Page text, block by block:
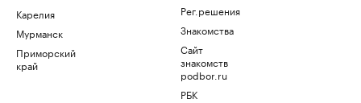
Карелия
Мурманск
Приморский
край
Рег.решения
Знакомства
Сайт
знакомств
podbor.ru
РБК